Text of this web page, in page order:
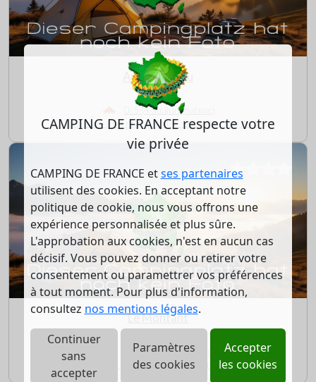
CAMPING DE FRANCE respecte votre
vie privée
CAMPING DE FRANCE etses partenaires
utilisent des cookies. En acceptant notre
politique de cookie, nous vous offrons une
expérience personnalisée et plus sûre.
L'approbation aux cookies, n'est en aucun cas
décisif. Vous pouvez donner ou retirer votre
consentement ou paramettrer vos préférences
à tout moment. Pour plus d'information,
consultez nos mentions légales.
Continuer
sans
accepter
Paramètres
des cookies
Accepter
les cookies
Au Fil de l'Eau
0/5 (4 stellungnahme)
Antonne et trigonant - Dordogne (24)
Le Montant
0/5 (0 stellungnahme)
Sarlat la caneda - Dordogne (24)